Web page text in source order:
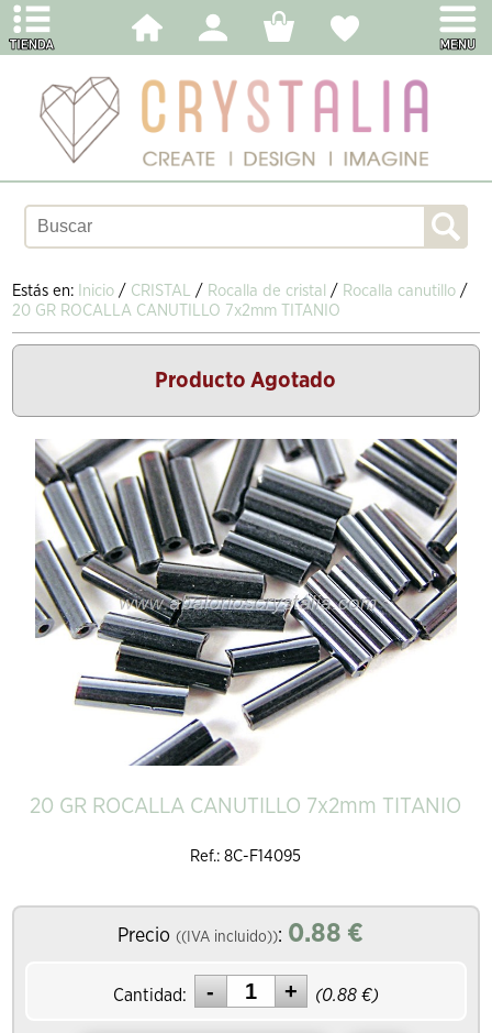
Estás en: Inicio / CRISTAL / Rocalla de cristal / Rocalla canutillo /
20 GR ROCALLA CANUTILLO 7x2mm TITANIO
Producto Agotado
20 GR ROCALLA CANUTILLO 7x2mm TITANIO
Ref.: 8C-F14095
Precio ((IVA incluido)): 0.88 €
Cantidad: (0.88€)